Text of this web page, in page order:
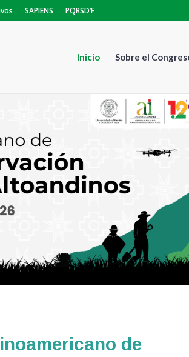
SAPIENS PQRSD’F
Inicio Sobre el
de